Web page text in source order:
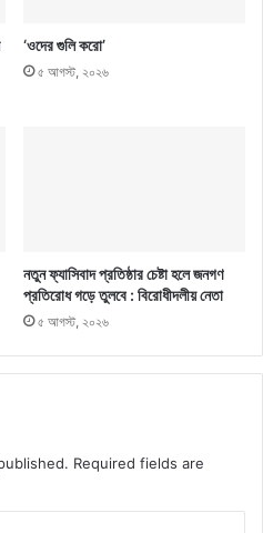
‘ওদের গুলি করো’
৫ আগস্ট, ২০২৬
নতুন ফ্যাসিবাদ প্রতিষ্ঠার চেষ্টা হলে জনগণ
প্রতিরোধ গড়ে তুলবে : বিরোধীদলীয় নেতা
৫ আগস্ট, ২০২৬
Required fields are